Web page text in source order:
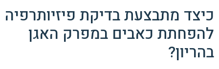
כיצד מתבצעת בדיקת פיזיותרפיה
להפחתת כאבים במפרק האגן
בהריון?